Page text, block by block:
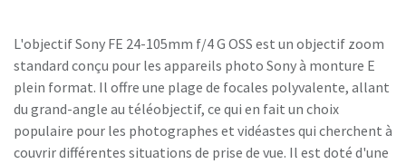
L'objectif Sony FE 24-105mm f/4 G OSS est un objectif zoom
standard conçu pour les appareils photo Sony à monture E
plein format. Il offre une plage de focales polyvalente, allant
du grand-angle au téléobjectif, ce qui en fait un choix
populaire pour les photographes et vidéastes qui cherchent à
couvrir différentes situations de prise de vue. Il est doté d'une